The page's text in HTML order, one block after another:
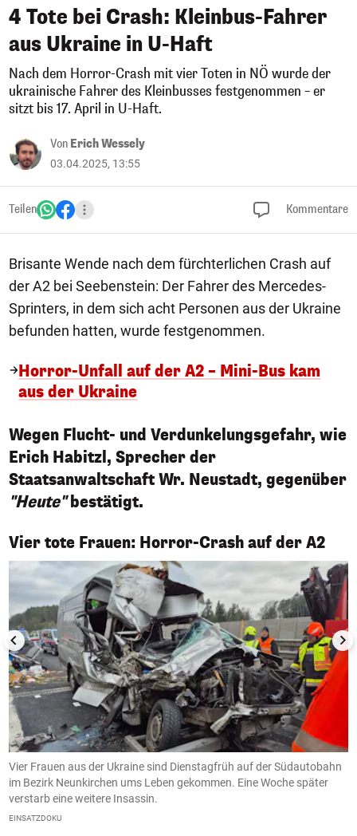
4 Tote bei Crash: Kleinbus-Fahrer
aus Ukraine in U-Haft
Nach dem Horror-Crash mit vier Toten in NÖ wurde der
ukrainische Fahrer des Kleinbusses festgenommen – er
sitzt bis 17. April in U-Haft.
Von Erich Wessely
03.04.2025, 13:55
Teilen Kommentare
Brisante Wende nach dem fürchterlichen Crash auf
der A2 bei Seebenstein: Der Fahrer des Mercedes-
Sprinters, in dem sich acht Personen aus der Ukraine
befunden hatten, wurde festgenommen.
Horror-Unfall auf der A2 – Mini-Bus kam
aus der Ukraine
Wegen Flucht- und Verdunkelungsgefahr, wie
Erich Habitzl, Sprecher der
Staatsanwaltschaft Wr. Neustadt, gegenüber
"Heute"bestätigt.
Vier tote Frauen: Horror-Crash auf der A2
1/14
Vier Frauen aus der Ukraine sind Dienstagfrüh auf der Südautobahn
im Bezirk Neunkirchen ums Leben gekommen. Eine Woche später
verstarb eine weitere Insassin.
EINSATZDOKU